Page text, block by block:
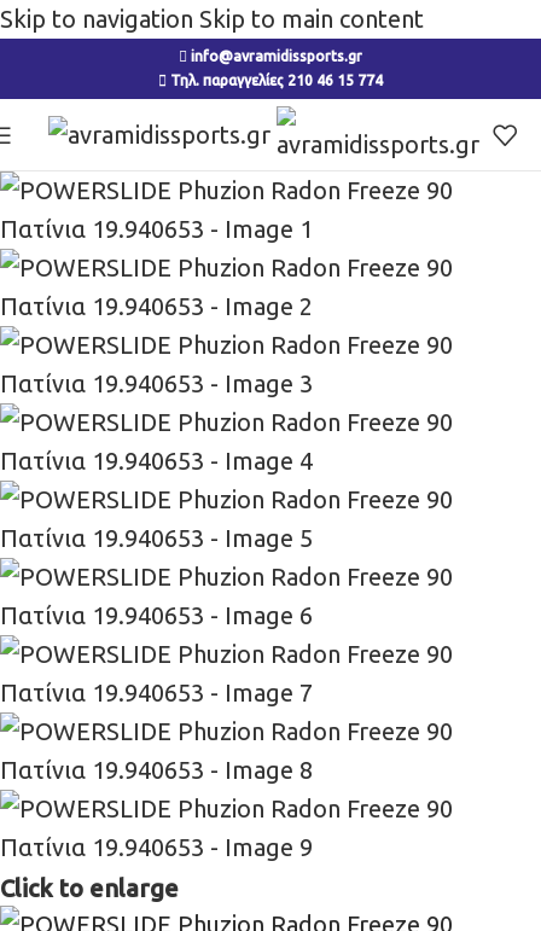
Skip to navigation Skip to main content
info@avramidissports.gr
Τηλ. παραγγελίες 210 46 15 774
Click to enlarge